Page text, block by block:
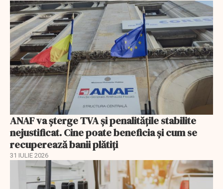
ANAF va șterge TVA și penalitățile stabilite
nejustificat. Cine poate beneficia și cum se
recuperează banii plătiți
31 IULIE 2026